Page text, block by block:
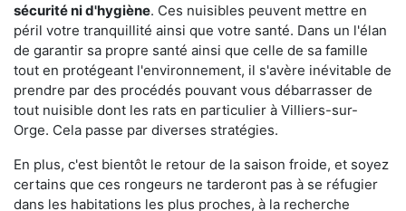
sécurité ni d'hygiène. Ces nuisibles peuvent mettre en
péril votre tranquillité ainsi que votre santé. Dans un l'élan
de garantir sa propre santé ainsi que celle de sa famille
tout en protégeant l'environnement, il s'avère inévitable de
prendre par des procédés pouvant vous débarrasser de
tout nuisible dont les rats en particulier à Villiers-sur-
Orge. Cela passe par diverses stratégies.
En plus, c'est bientôt le retour de la saison froide, et soyez
certains que ces rongeurs ne tarderont pas à se réfugier
dans les habitations les plus proches, à la recherche